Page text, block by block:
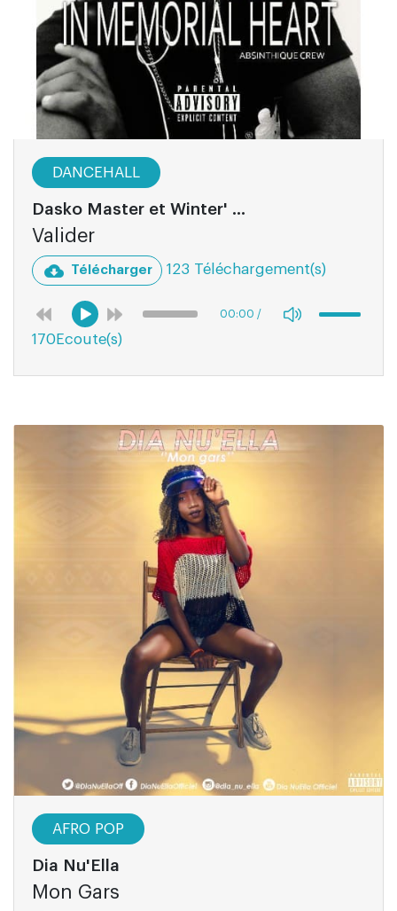
DANCEHALL
Dasko Master et Winter' ...
Valider
Télécharger 123 Téléchargement(s)
00:00 /
170Ecoute(s)
AFRO POP
Dia Nu'Ella
Mon Gars